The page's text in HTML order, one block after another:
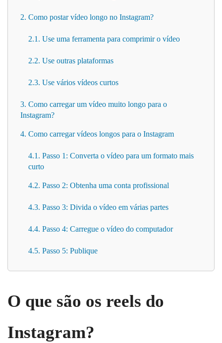
2. Como postar vídeo longo no Instagram?
2.1. Use uma ferramenta para comprimir o vídeo
2.2. Use outras plataformas
2.3. Use vários vídeos curtos
3. Como carregar um vídeo muito longo para o
Instagram?
4. Como carregar vídeos longos para o Instagram
4.1. Passo 1: Converta o vídeo para um formato mais
curto
4.2. Passo 2: Obtenha uma conta profissional
4.3. Passo 3: Divida o vídeo em várias partes
4.4. Passo 4: Carregue o vídeo do computador
4.5. Passo 5: Publique
O que são os reels do
Instagram?